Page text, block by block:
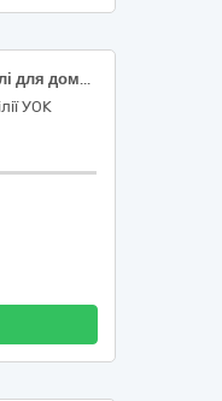
УОКЧР26Т-086; 39140000-5 Меблі для дому (Матраци для шезлонгів)
УОК